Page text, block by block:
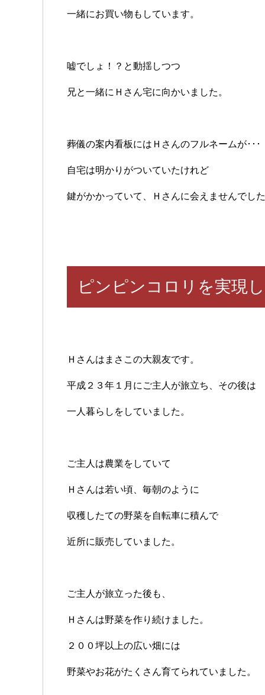
一緒にお買い物もしています。
嘘でしょ！？と動揺しつつ
兄と一緒にＨさん宅に向かいました。
葬儀の案内看板にはＨさんのフルネームが･･･
自宅は明かりがついていたけれど
鍵がかかっていて、Ｈさんに会えませんでし
ピンピンコロリを実現
Ｈさんはまさこの大親友です。
平成２３年１月にご主人が旅立ち、その後は
一人暮らしをしていました。
ご主人は農業をしていて
Ｈさんは若い頃、毎朝のように
収穫したての野菜を自転車に積んで
近所に販売していました。
ご主人が旅立った後も、
Ｈさんは野菜を作り続けました。
２００坪以上の広い畑には
野菜やお花がたくさん育てられていました。